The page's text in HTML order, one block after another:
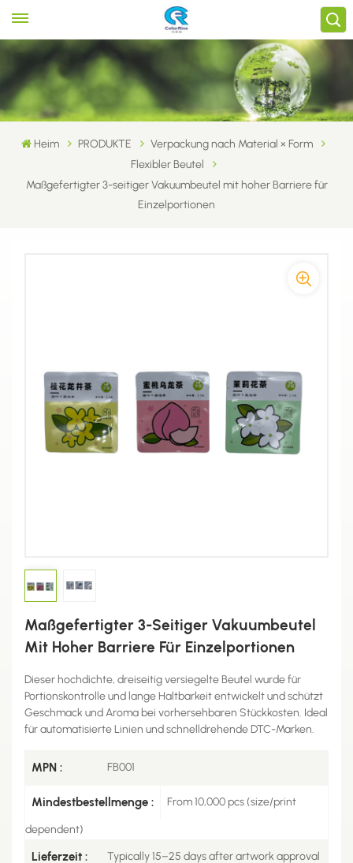
Heim PRODUKTE
Verpackung nach Material × Form
Flexibler Beutel
Maßgefertigter 3-seitiger Vakuumbeutel mit hoher Barriere für
Einzelportionen
Maßgefertigter 3-Seitiger Vakuumbeutel
Mit Hoher Barriere Für Einzelportionen
Dieser hochdichte, dreiseitig versiegelte Beutel wurde für
Portionskontrolle und lange Haltbarkeit entwickelt und schützt
Geschmack und Aroma bei vorhersehbaren Stückkosten. Ideal
für automatisierte Linien und schnelldrehende DTC-Marken.
MPN : FB001
Mindestbestellmenge : From 10,000 pcs (size/print
dependent)
Lieferzeit : Typically 15–25 days after artwork approval